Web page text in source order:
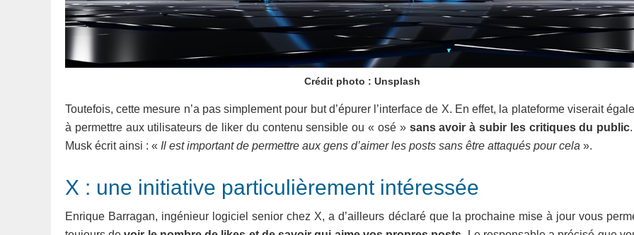
Crédit photo : Unsplash
Toutefois, cette mesure n’a pas simplement pour but d’épurer l’interface de X. En effet, la plateforme viserait
à permettre aux utilisateurs de liker du contenu sensible ou « osé » sans avoir à subir les critiques du public
Musk écrit ainsi : « Il est important de permettre aux gens d’aimer les posts sans être attaqués pour cela ».
X : une initiative particulièrement intéressée
Enrique Barragan, ingénieur logiciel senior chez X, a d’ailleurs déclaré que la prochaine mise à jour vous